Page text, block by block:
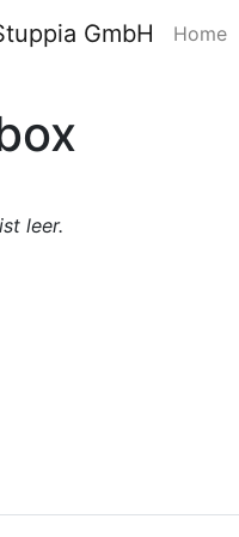
GmbH Home
leer.